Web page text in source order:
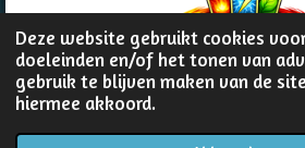
Deze website gebruikt cookies
doeleinden en/of het tonen van
gebruik te blijven maken van de
hiermee akkoord.
p
© 2022 - 2026 TCG Putten